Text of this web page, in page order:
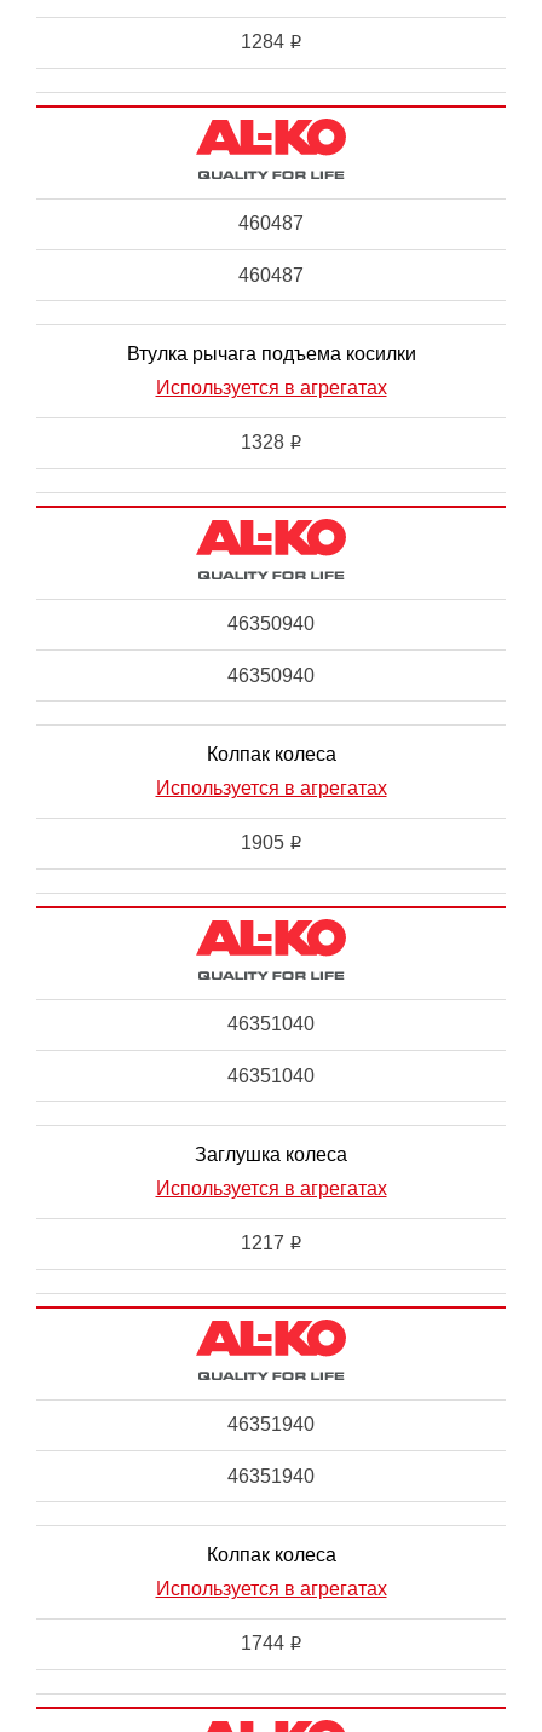
1284 i
460487
460487
Втулка рычага подъема косилки
Используется в агрегатах
1328 i
46350940
46350940
Колпак колеса
Используется в агрегатах
1905 i
46351040
46351040
Заглушка колеса
Используется в агрегатах
1217 i
46351940
46351940
Колпак колеса
Используется в агрегатах
1744 i